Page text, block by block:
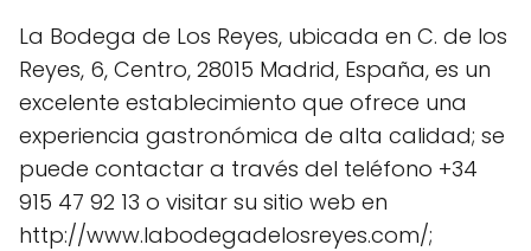
La Bodega de Los Reyes, ubicada en C. de los
Reyes, 6, Centro, 28015 Madrid, España, es un
excelente establecimiento que ofrece una
experiencia gastronómica de alta calidad; se
puede contactar a través del teléfono +34
915 47 92 13 o visitar su sitio web en
http://www.labodegadelosreyes.com/;